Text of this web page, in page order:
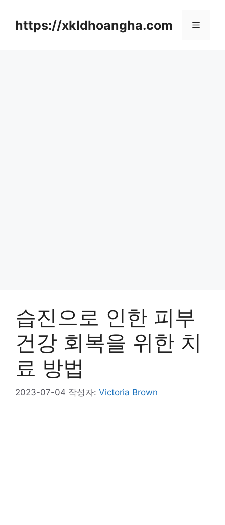
https://xkldhoangha.com 메
습진으로 인한 피부
건강 회복을 위한 치
료 방법
2023-07-04 작성자: Victoria Brown